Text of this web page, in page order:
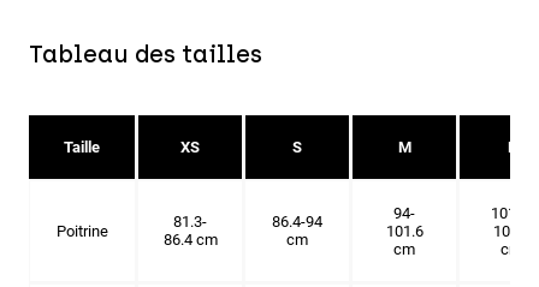
Tableau des tailles
Taille XS S M L
Poitrine
81.3-
86.4 cm
86.4-94
cm
94-
101.6
cm
101.6-
109.2
cm